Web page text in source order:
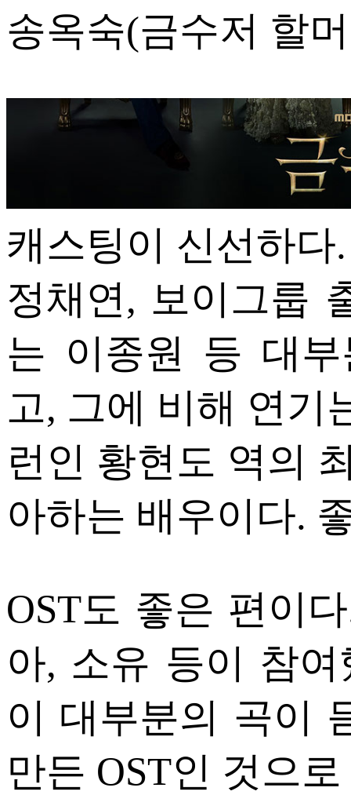
송옥숙(금수저 할
캐스팅이 신선하
정채연, 보이그룹
는 이종원 등 대
고, 그에 비해 연기
런인 황현도 역의
아하는 배우이다.
OST도 좋은 편이
아, 소유 등이 참
이 대부분의 곡이
만든 OST인 것으